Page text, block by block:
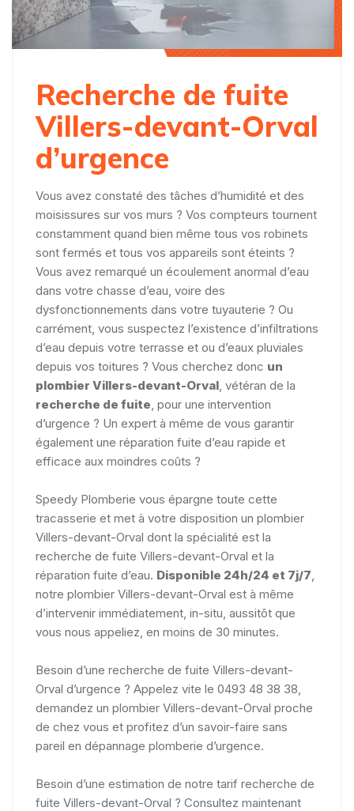
Recherche de fuite
Villers-devant-Orval
d’urgence
Vous avez constaté des tâches d’humidité et des
moisissures sur vos murs ? Vos compteurs tournent
constamment quand bien même tous vos robinets
sont fermés et tous vos appareils sont éteints ?
Vous avez remarqué un écoulement anormal d’eau
dans votre chasse d’eau, voire des
dysfonctionnements dans votre tuyauterie ? Ou
carrément, vous suspectez l’existence d’infiltrations
d’eau depuis votre terrasse et ou d’eaux pluviales
depuis vos toitures ? Vous cherchez donc un
plombier Villers-devant-Orval , vétéran de la
recherche de fuite , pour une intervention
d’urgence ? Un expert à même de vous garantir
également une réparation fuite d’eau rapide et
efficace aux moindres coûts ?
Speedy Plomberie vous épargne toute cette
tracasserie et met à votre disposition un plombier
Villers-devant-Orval dont la spécialité est la
recherche de fuite Villers-devant-Orval et la
réparation fuite d’eau. Disponible 24h/24 et 7j/7
notre plombier Villers-devant-Orval est à même
d’intervenir immédiatement, in-situ, aussitôt que
vous nous appeliez, en moins de 30 minutes.
Besoin d’une recherche de fuite Villers-devant-
Orval d’urgence ? Appelez vite le 0493 48 38 38,
demandez un plombier Villers-devant-Orval proche
de chez vous et profitez d’un savoir-faire sans
pareil en dépannage plomberie d’urgence.
Besoin d’une estimation de notre tarif recherche de
fuite Villers-devant-Orval ? Consultez maintenant